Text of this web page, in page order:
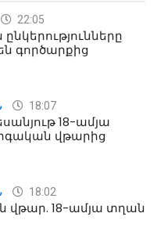
22:05
գործարքից
18:07
18-ամյա
վթարից
18:02
վթար. 18-ամյա տղան